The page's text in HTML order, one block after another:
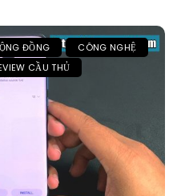
ĐỒNG
CÔNG NGHỆ
CẦU THỦ